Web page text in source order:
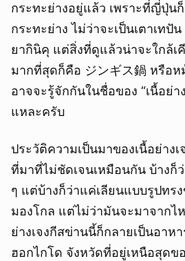
กระทะย่างอยู่แล้ว เพราะที่ญี่ปุ่น
กระทะย่าง ไม่ว่าจะเป็นเตาเทปั
ยากินิคุ แต่สิ่งที่ดูแล้วน่าจะใกล้เ
มากที่สุดก็คือ ジンギス鍋 หรือห
อาจจะรู้จักกันในชื่อของ “เนื้อย่า
แหละครับ
ประวัติความเป็นมาของเนื้อย่าง
ที่มาที่ไม่ชัดเจนเหมือนกัน บ้างก็
ๆ แต่บ้างก็ว่าแค่เลียนแบบรูปทร
มองโกล แต่ไม่ว่ามันจะมาจากไห
ย่างเจงกีสข่านนี้ก็กลายเป็นอาห
ฮอกไกโด จังหวัดที่อยู่เหนือสุดข